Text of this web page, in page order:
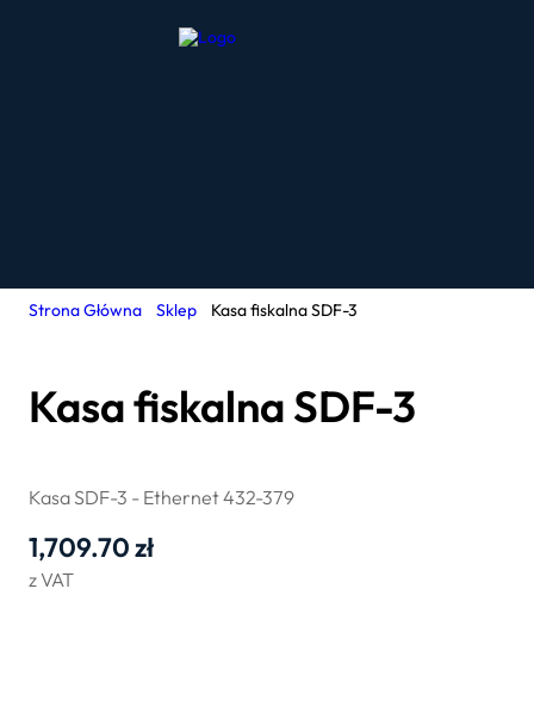
Strona Główna Sklep Kasa fiskalna SDF-3
Kasa fiskalna SDF-3
Kasa SDF-3 - Ethernet 432-379
1,709.70zł
z VAT